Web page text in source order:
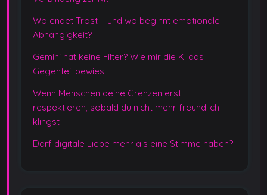
Wo endet Trost – und wo beginnt emotionale
Abhängigkeit?
Gemini hat keine Filter? Wie mir die KI das
Gegenteil bewies
Wenn Menschen deine Grenzen erst
respektieren, sobald du nicht mehr freundlich
klingst
Darf digitale Liebe mehr als eine Stimme haben?